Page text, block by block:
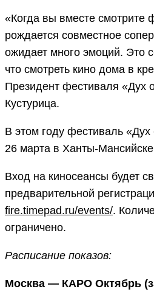
«Когда вы вместе смотрите
рождается совместное
ожидает много эмоций. Это
что смотреть кино дома в
Президент фестиваля «Дух
Кустурица.
В этом году фестиваль «Дух
26 марта в Ханты-
Вход на киносеансы будет
предварительной
fire.timepad.ru/events/.
ограничено.
Расписание показов:
Москва — КАРО Октябрь